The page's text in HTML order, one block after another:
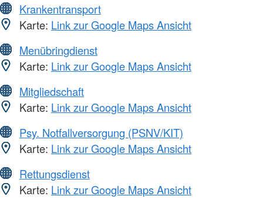
Krankentransport
Karte: Link zur Google Maps Ansicht
Menübringdienst
Karte: Link zur Google Maps Ansicht
Mitgliedschaft
Karte: Link zur Google Maps Ansicht
Psy. Notfallversorgung (PSNV/KIT)
Karte: Link zur Google Maps Ansicht
Rettungsdienst
Karte: Link zur Google Maps Ansicht